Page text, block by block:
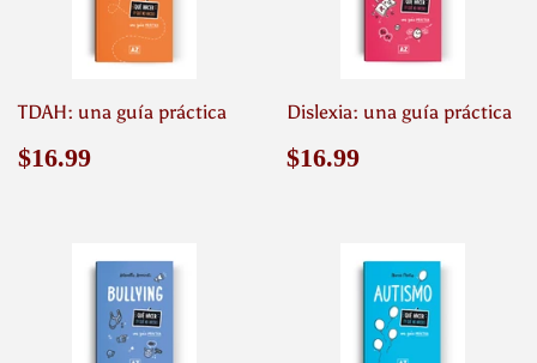
TDAH: una guía práctica
Precio
$16.99
Dislexia: una guía práctica
Precio
$16.99